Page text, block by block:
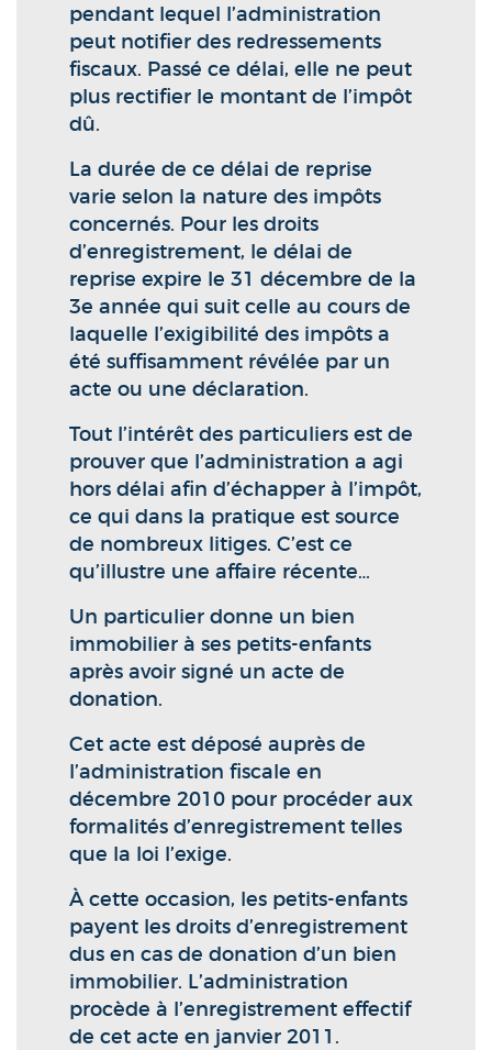
pendant lequel l’administration
peut notifier des redressements
fiscaux. Passé ce délai, elle ne peut
plus rectifier le montant de l’impôt
dû.
La durée de ce délai de reprise
varie selon la nature des impôts
concernés. Pour les droits
d’enregistrement, le délai de
reprise expire le 31 décembre de la
3e année qui suit celle au cours de
laquelle l’exigibilité des impôts a
été suffisamment révélée par un
acte ou une déclaration.
Tout l’intérêt des particuliers est de
prouver que l’administration a agi
hors délai afin d’échapper à l’impôt,
ce qui dans la pratique est source
de nombreux litiges. C’est ce
qu’illustre une affaire récente…
Un particulier donne un bien
immobilier à ses petits-enfants
après avoir signé un acte de
donation.
Cet acte est déposé auprès de
l’administration fiscale en
décembre 2010 pour procéder aux
formalités d’enregistrement telles
que la loi l’exige.
À cette occasion, les petits-enfants
payent les droits d’enregistrement
dus en cas de donation d’un bien
immobilier. L’administration
procède à l’enregistrement effectif
de cet acte en janvier 2011.